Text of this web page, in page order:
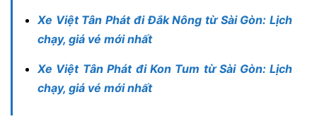
Xe Việt Tân Phát đi Đắk Nông từ Sài Gòn: Lịch
chạy, giá vé mới nhất
Xe Việt Tân Phát đi Kon Tum từ Sài Gòn: Lịch
chạy, giá vé mới nhất